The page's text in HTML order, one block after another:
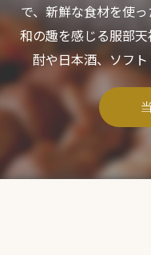
で、新鮮な食材を使
和の趣を感じる服部
酎や日本酒、ソフト